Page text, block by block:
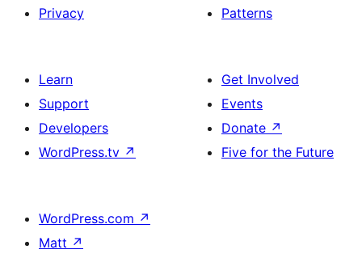
Privacy
Patterns
Learn
Support
Developers
WordPress.tv ↗
Get Involved
Events
Donate ↗
Five for the Future
WordPress.com ↗
Matt ↗